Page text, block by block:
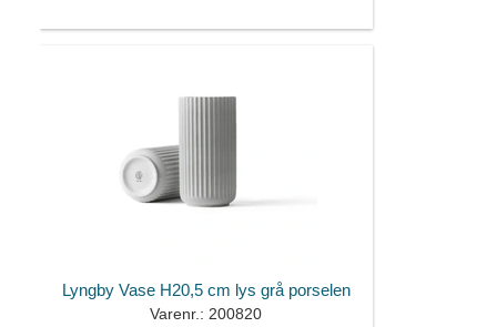
Lyngby Vase H20,5 cm lys grå porselen
Varenr.: 200820